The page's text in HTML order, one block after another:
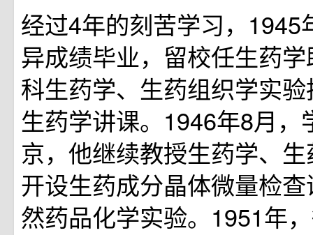
经过4年的刻苦学习，1945
异成绩毕业，留校任生药
科生药学、生药组织学实
生药学讲课。1946年8月，
京，他继续教授生药学、
开设生药成分晶体微量检
然药品化学实验。1951年